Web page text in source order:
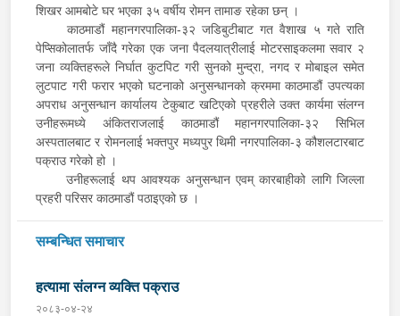
शिखर आमबोटे घर भएका ३५ वर्षीय रोमन तामाङ रहेका छन् ।
काठमाडौं महानगरपालिका-३२ जडिबुटीबाट गत वैशाख ५ गते राति
पेप्सिकोलातर्फ जाँदै गरेका एक जना पैदलयात्रीलाई मोटरसाइकलमा सवार २
जना व्यक्तिहरूले निर्घात कुटपिट गरी सुनको मुन्द्रा, नगद र मोबाइल समेत
लुटपाट गरी फरार भएको घटनाको अनुसन्धानको क्रममा काठमाडौं उपत्यका
अपराध अनुसन्धान कार्यालय टेकुबाट खटिएको प्रहरीले उक्त कार्यमा संलग्न
उनीहरूमध्ये अंकितराजलाई काठमाडौं महानगरपालिका-३२ सिभिल
अस्पतालबाट र रोमनलाई भक्तपुर मध्यपुर थिमी नगरपालिका-३ कौशलटारबाट
पक्राउ गरेको हो ।
उनीहरूलाई थप आवश्यक अनुसन्धान एवम् कारबाहीको लागि जिल्ला
प्रहरी परिसर काठमाडौं पठाइएको छ ।
सम्बन्धित समाचार
हत्यामा संलग्न व्यक्ति पक्राउ
२०८३-०४-२४